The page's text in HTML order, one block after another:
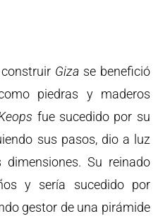
Gizase benefició
piedras y maderos
fue sucedido por su
sus pasos, dio a luz
Su reinado
y sería sucedido por
gestor de una pirámide